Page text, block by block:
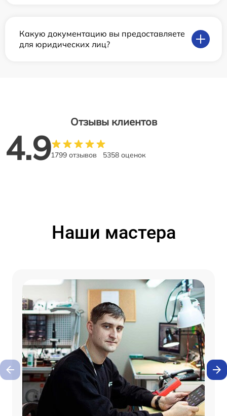
Какую документацию вы предоставляете
для юридических лиц?
Отзывы клиентов
4.91799 отзывов 5358 оценок
Наши мастера